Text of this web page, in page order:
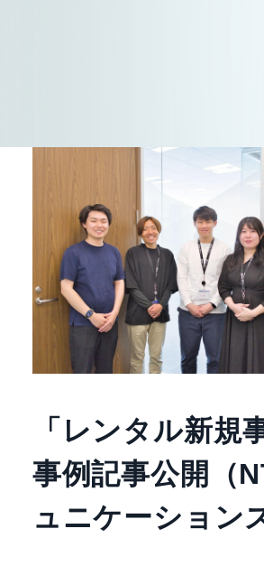
「レンタル新規
事例記事公開（
ュニケーション